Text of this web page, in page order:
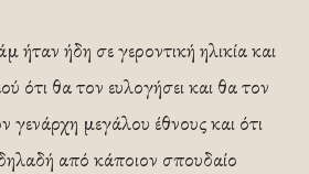
ήδη σε γεροντική ηλικία και
ότι θα τον ευλογήσει και θα τον
γενάρχη μεγάλου έθνους και ότι
από κάποιον σπουδαίο